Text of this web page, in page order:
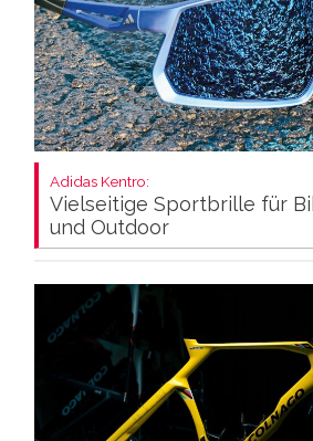
Adidas Kentro:
Vielseitige Sportbrille für
und Outdoor